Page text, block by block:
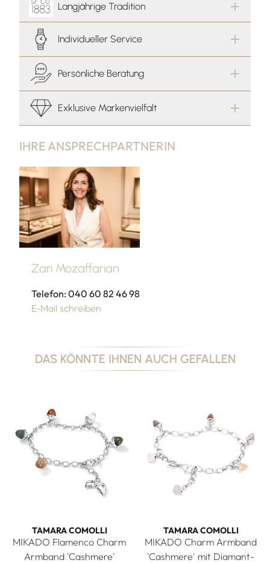
IHRE ANSPRECHPARTNERIN
Zari Mozaffarian
Telefon: 040 60 82 46 98
E-Mail schreiben
Langjährige Tradition
Individueller Service
Persönliche Beratung
Exklusive Markenvielfalt
DAS KÖNNTE IHNEN AUCH GEFALLEN
TAMARA COMOLLI
MIKADO Flamenco Charm
Armband 'Cashmere'
TAMARA COMOLLI
MIKADO Charm Armband
'Cashmere' mit Diamant-